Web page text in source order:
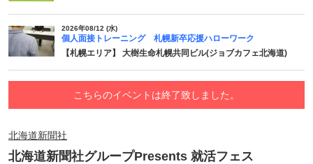
2026年08/12 (水)
個人面接トレーニング 札幌新卒応援ハローワーク
【札幌エリア】 大樹生命札幌共同ビル(ジョブカフェ北海道)
こちらのイベントは終了致しました。
北海道新聞社
北海道新聞社グループPresents 就活フェス